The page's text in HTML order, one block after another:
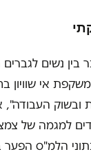
בין נשים
אי שוויון
ובשוק העבודה",
למגמה של
הלמ"ס